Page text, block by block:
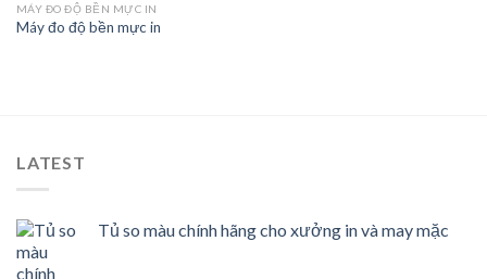
MÁY ĐO ĐỘ BỀN MỰC IN
Máy đo độ bền mực in
LATEST
Tủ so màu chính hãng cho xưởng in và may mặc